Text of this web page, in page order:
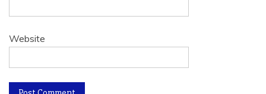
Website